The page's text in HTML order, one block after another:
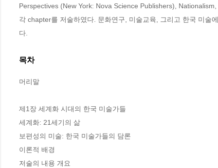
Perspectives (New York: Nova Science Publishers),
각 chapter를 저술하였다. 문화연구, 미술교육, 그리고 한국 미술
다.
목차
머리말
제1장 세계화 시대의 한국 미술가들
세계화: 21세기의 삶
보편성의 미술: 한국 미술가들의 담론
이론적 배경
저술의 내용 개요